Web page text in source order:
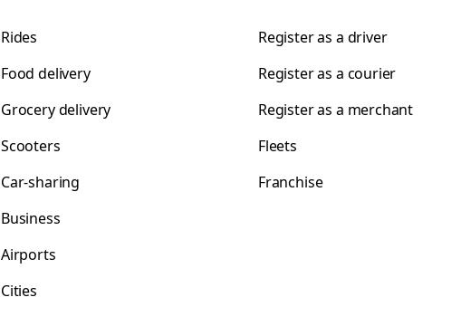
Rides
Food delivery
Grocery delivery
Scooters
Car-sharing
Business
Airports
Cities
Register as a driver
Register as a courier
Register as a merchant
Fleets
Franchise